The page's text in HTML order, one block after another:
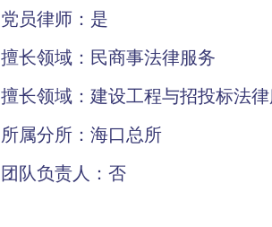
党员律师：是
擅长领域：民商事法律服务
擅长领域：建设工程与招投标法
所属分所：海口总所
团队负责人：否